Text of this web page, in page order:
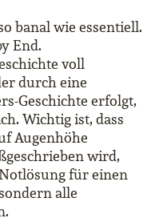
banal wie essentiell.
End.
voll
durch eine
Geschichte erfolgt,
Wichtig ist, dass
Augenhöhe
wird,
Notlösung für einen
alle